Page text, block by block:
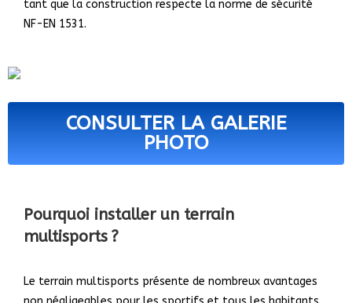
tant que la construction respecte la norme de sécurité
NF-EN 1531.
CONSULTER LA GALERIE
PHOTO
Pourquoi installer un terrain
multisports ?
Le terrain multisports présente de nombreux avantages